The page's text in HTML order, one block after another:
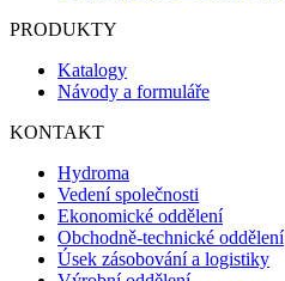
PRODUKTY
Katalogy
Návody a formuláře
KONTAKT
Hydroma
Vedení společnosti
Ekonomické oddělení
Obchodně-technické oddělení
Úsek zásobování a logistiky